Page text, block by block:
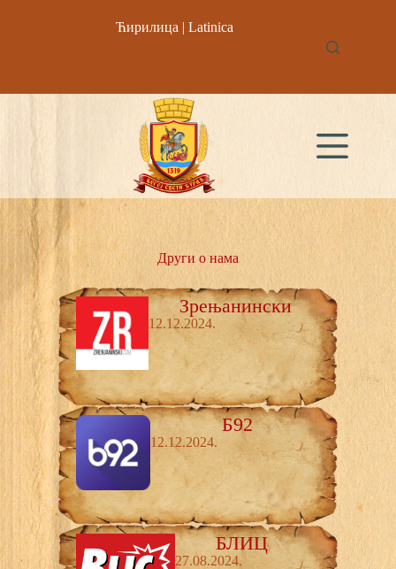
Ћирилица | Latinica
Други о нама
Зрењанински
12.12.2024.
Б92
12.12.2024.
БЛИЦ
27.08.2024.